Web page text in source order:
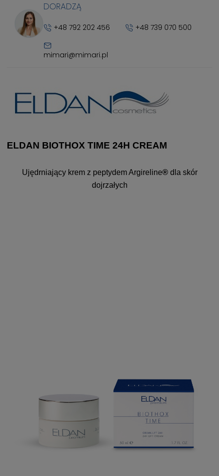
DORADZĄ
+48 792 202 456 +48 739 070 500
mimari@mimari.pl
ELDAN BIOTHOX TIME 24H CREAM
Ujędrniający krem z peptydem Argireline®dla skór
dojrzałych